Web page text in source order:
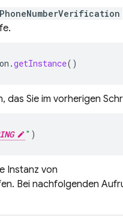
.getInstance()
das Sie im vorherigen
" )
Instanz von
Bei nachfolgenden